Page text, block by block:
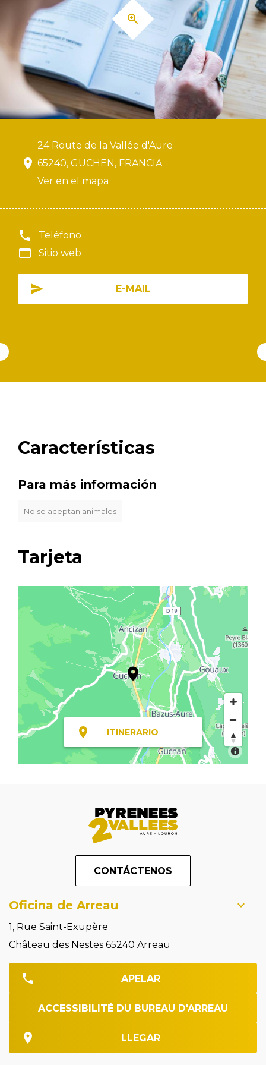
24 Route de la Vallée d'Aure
65240, GUCHEN, FRANCIA
Ver en el mapa
Teléfono
Sitio web
E-MAIL
Características
Para más información
No se aceptan animales
Tarjeta
ITINERARIO
CONTÁCTENOS
Oficina de Arreau
1, Rue Saint-Exupère
Château des Nestes 65240 Arreau
APELAR
ACCESSIBILITÉ DU BUREAU D'ARREAU
LLEGAR